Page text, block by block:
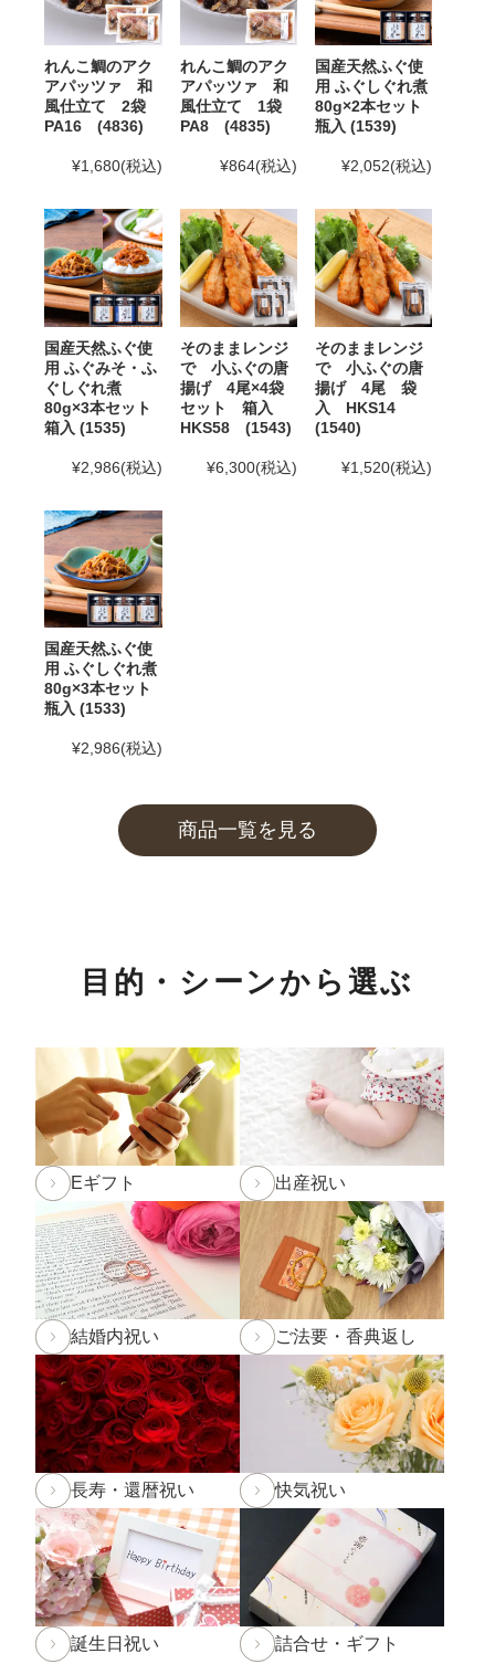
ご注文はお支払い方法変更、またはご注文キャンセ
ルのご案内を行う場合がございます。ご了承下さ
い。
2025年10月24日
「冬ギフト特集」開催中！11月末ま
2025年10月16日(木)まで
2025年7月29日 【お盆期間の発送に関するご案内】
お盆休みに伴い、下記の期間中はお荷物のご到着日とし
てお選びいただけません。
あらかじめご了承ください。
対象期間：2025年8月12日(火)～8月20日(水)
ご利用くださいませ。
2025年5月30日
2025年4月23日 【ゴールデンウィーク期間の営業に関
するご案内】
期間中ご注文を承りますが、フリーダイヤル、メール等
の返信は4月26日（土）～6日（火）の期間をお休みと
させていただきますのでご了承ください。
商品のお届けは5月10日(土)以降
めご了承ください。
2025年2月28日 大感謝祭「春のうまいもん」開催中！
2025年2月25日 【本店カフェのお知らせ】
春の新作パンケーキ「SHINWA抹茶パンケーキ 大田い
詳しくは
こちら
2025年2月22日 BSS山陰放送「JOY!＋」にて和田珍味
の「ふぐ味醂干」「ふぐ一夜干」 が紹介されました
2024年12月5日 実店舗の年末年始の営業時間について
年内発送受付は12月20日(金)11:59までとなります。
12
月20日(金)12:00以降のご注文は2025年1月10日(金)から
のお届けとなります。予めご了承下さい。
※もち・そば・かまぼこ商品の年内発送受付は12月13
日(金)までとなります。(予定よりも早く締め切る場合が
ございます。)
2024年11月1日和田珍味「冬ギフト特集」開催中！11
月末までのご注文・ご予約は送料半額！
2024年9月30日【重要】配送料改定のお知らせ
2024年8月30日 大感謝祭「秋のうまいもん」開催中！
2024年8月27日 【和田珍味本店・福乃和からのお知ら
せ[訂正]】
れんこ鯛のアク
アパッツァ 和
風仕立て 2袋
PA16 (4836)
¥1,680(税込)
れんこ鯛のアク
アパッツァ 和
風仕立て 1袋
PA8 (4835)
¥864(税込)
国産天然ふぐ使
用 ふぐしぐれ煮
80g×2本セット
瓶入 (1539)
¥2,052(税込)
国産天然ふぐ使
用 ふぐみそ・ふ
ぐしぐれ煮
80g×3本セット
箱入 (1535)
¥2,986(税込)
そのままレンジ
で 小ふぐの唐
揚げ 4尾×4袋
セット 箱入
HKS58 (1543)
¥6,300(税込)
そのままレンジ
で 小ふぐの唐
揚げ 4尾 袋
入 HKS14
(1540)
¥1,520(税込)
国産天然ふぐ使
用 ふぐしぐれ煮
80g×3本セット
瓶入 (1533)
¥2,986(税込)
商品一覧を見る
目的・シーンから選ぶ
Eギフト 出産祝い
結婚内祝い ご法要・香典返し
長寿・還暦祝い 快気祝い
誕生日祝い 詰合せ・ギフト